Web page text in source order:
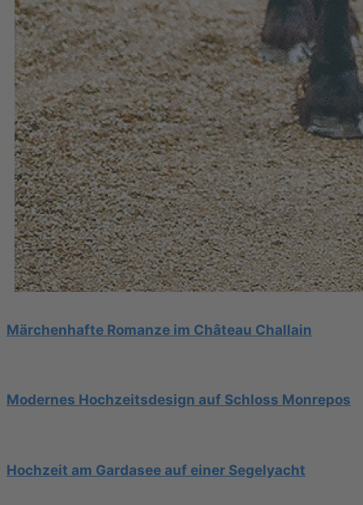
Märchenhafte Romanze im Château Challain
Modernes Hochzeitsdesign auf Schloss Monrepos
Hochzeit am Gardasee auf einer Segelyacht